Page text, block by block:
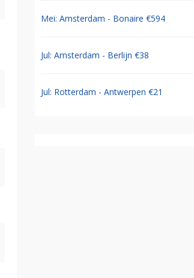
Mei: Amsterdam - Bonaire €594
Jul: Amsterdam - Berlijn €38
Jul: Rotterdam - Antwerpen €21